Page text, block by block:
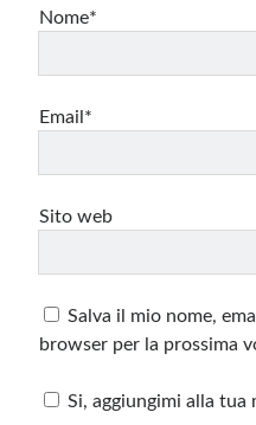
Nome*
Email*
Sito web
Salva il mio nome,
browser per la prossima
Si, aggiungimi alla tua